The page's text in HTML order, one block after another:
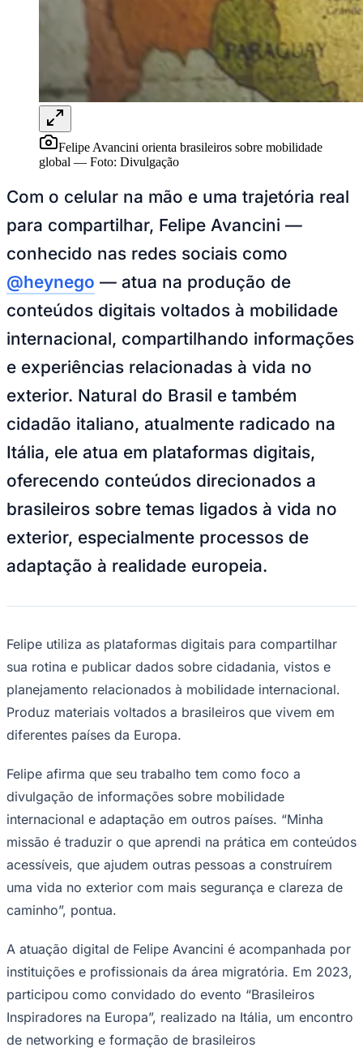
Selo Verificado
Portal Educacional
Agenda de Vestibulares
Vagas de Emprego
Concursos
Para Sua Empresa
Anuncie no Portal
Verificar EmpresaNovo
Anunciar Vagas
Novo
Publicidade Legal
NBA
NFL
Fórmula 1
UFC
Tênis (ATP)
NHL
Vôlei
Brasileirão Série B
Paulistão
Copa do Brasil
Libertadores
Copa América
Premier League
La Liga
Bundesliga
Mundial 2026
Times - Ir direto
Felipe Avancini orienta brasileiros sobre mobilidade
global — Foto: Divulgação
Com o celular na mão e uma trajetória real
para compartilhar, Felipe Avancini —
conhecido nas redes sociais como
@heynego — atua na produção de
conteúdos digitais voltados à mobilidade
internacional, compartilhando informações
e experiências relacionadas à vida no
exterior. Natural do Brasil e também
cidadão italiano, atualmente radicado na
Itália, ele atua em plataformas digitais,
oferecendo conteúdos direcionados a
brasileiros sobre temas ligados à vida no
exterior, especialmente processos de
adaptação à realidade europeia.
Felipe utiliza as plataformas digitais para compartilhar
sua rotina e publicar dados sobre cidadania, vistos e
planejamento relacionados à mobilidade internacional.
Produz materiais voltados a brasileiros que vivem em
diferentes países da Europa.
Felipe afirma que seu trabalho tem como foco a
divulgação de informações sobre mobilidade
internacional e adaptação em outros países. “Minha
missão é traduzir o que aprendi na prática em conteúdos
acessíveis, que ajudem outras pessoas a construírem
uma vida no exterior com mais segurança e clareza de
caminho”, pontua.
A atuação digital de Felipe Avancini é acompanhada por
instituições e profissionais da área migratória. Em 2023,
participou como convidado do evento “Brasileiros
Inspiradores na Europa”, realizado na Itália, um encontro
de networking e formação de brasileiros